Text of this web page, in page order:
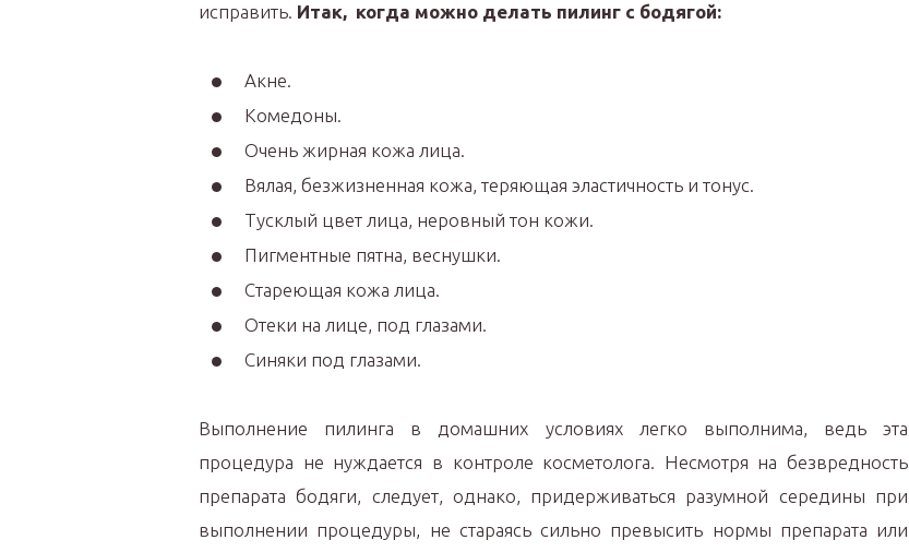
исправить. Итак, когда можно делать пилинг с бодягой:
Акне.
Комедоны.
Очень жирная кожа лица.
Вялая, безжизненная кожа, теряющая эластичность и тонус.
Тусклый цвет лица, неровный тон кожи.
Пигментные пятна, веснушки.
Стареющая кожа лица.
Отеки на лице, под глазами.
Синяки под глазами.
Выполнение пилинга в домашних условиях легко выполнима, ведь эта
процедура не нуждается в контроле косметолога. Несмотря на безвредность
препарата бодяги, следует, однако, придерживаться разумной середины при
выполнении процедуры, не стараясь сильно превысить нормы препарата или